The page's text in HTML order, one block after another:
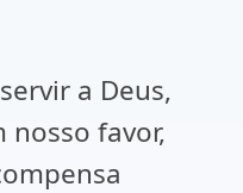
a Deus,
nosso favor,